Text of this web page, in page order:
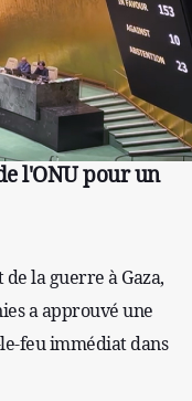
l'ONU pour un
la guerre à Gaza,
a approuvé une
feu immédiat dans